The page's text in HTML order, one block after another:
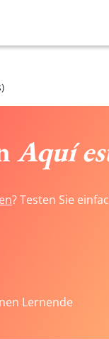
Aquí
? Testen Sie
Lernende